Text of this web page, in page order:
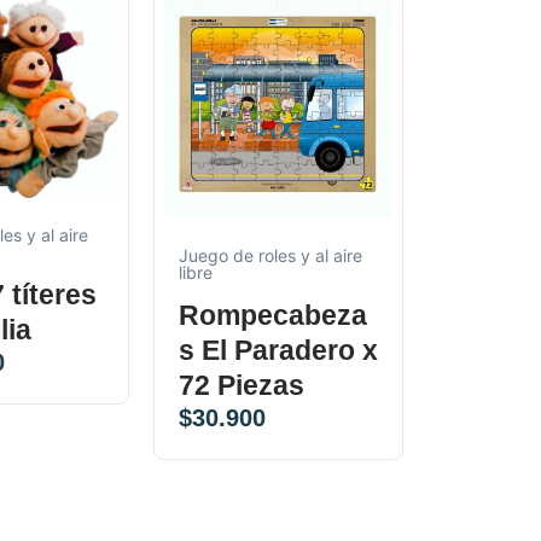
y al aire
títeres
Juego de roles y al aire
libre
Rompecabeza
s El Paradero x
72 Piezas
$30.900